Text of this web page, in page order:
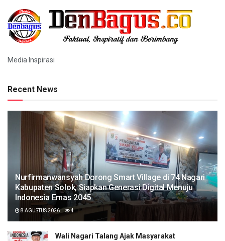
Media Inspirasi
Recent News
Nurfirmanwansyah Dorong Smart Village di 74 Nagari
Kabupaten Solok, Siapkan Generasi Digital Menuju
Indonesia Emas 2045
8 AGUSTUS 2026 4
Wali Nagari Talang Ajak Masyarakat